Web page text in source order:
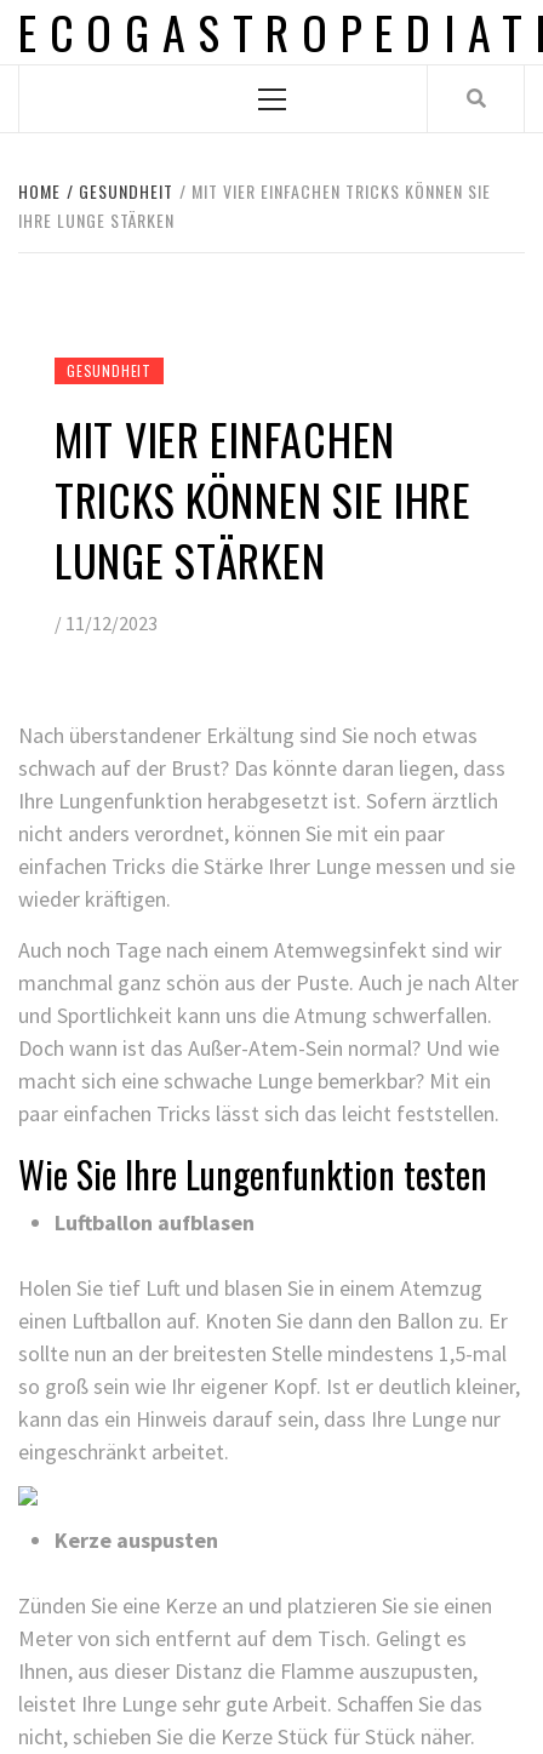
Skip
Menu
HOME GESUNDHEIT
MIT VIER EINFACHEN TRICKS KÖNNEN SIE
IHRE LUNGE STÄRKEN
GESUNDHEIT
MIT VIER EINFACHEN
TRICKS KÖNNEN SIE IHRE
LUNGE STÄRKEN
/ 11/12/2023
Nach überstandener Erkältung sind Sie noch etwas
schwach auf der Brust? Das könnte daran liegen, dass
Ihre Lungenfunktion herabgesetzt ist. Sofern ärztlich
nicht anders verordnet, können Sie mit ein paar
einfachen Tricks die Stärke Ihrer Lunge messen und sie
wieder kräftigen.
Auch noch Tage nach einem Atemwegsinfekt sind wir
manchmal ganz schön aus der Puste. Auch je nach Alter
und Sportlichkeit kann uns die Atmung schwerfallen.
Doch wann ist das Außer-Atem-Sein normal? Und wie
macht sich eine schwache Lunge bemerkbar? Mit ein
paar einfachen Tricks lässt sich das leicht feststellen.
Wie Sie Ihre Lungenfunktion testen
Luftballon aufblasen
Holen Sie tief Luft und blasen Sie in einem Atemzug
einen Luftballon auf. Knoten Sie dann den Ballon zu. Er
sollte nun an der breitesten Stelle mindestens 1,5-mal
so groß sein wie Ihr eigener Kopf. Ist er deutlich kleiner,
kann das ein Hinweis darauf sein, dass Ihre Lunge nur
eingeschränkt arbeitet.
Kerze auspusten
Zünden Sie eine Kerze an und platzieren Sie sie einen
Meter von sich entfernt auf dem Tisch. Gelingt es
Ihnen, aus dieser Distanz die Flamme auszupusten,
leistet Ihre Lunge sehr gute Arbeit. Schaffen Sie das
nicht, schieben Sie die Kerze Stück für Stück näher.